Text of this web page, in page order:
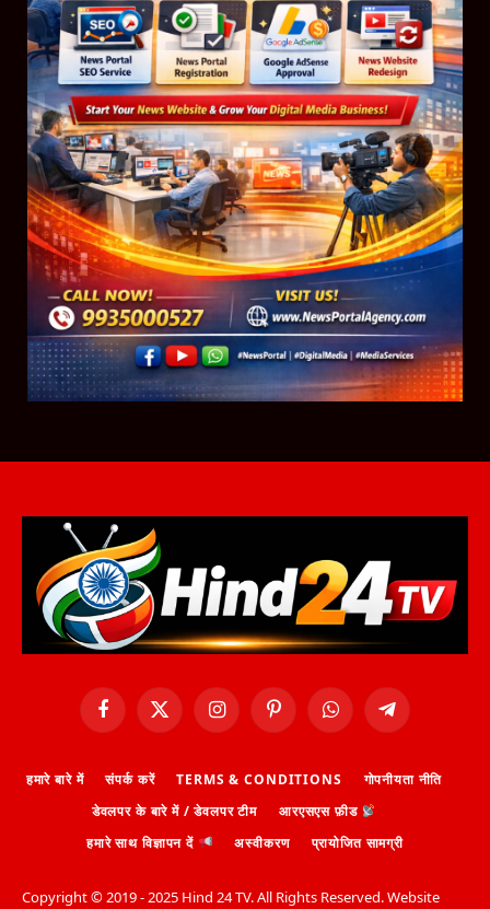
FacebookX
(Twitter)
InstagramPinterestWhatsAppTelegram
हमारे बारे में संपर्क करें TERMS & CONDITIONS
गोपनीयता नीति
डेवलपर के बारे में / डेवलपर टीम
आरएसएस फ़ीड
हमारे साथ विज्ञापन दें
अस्वीकरण प्रायोजित सामग्री
Copyright ©️ 2019 - 2025 Hind 24 TV. All Rights Reserved. Website